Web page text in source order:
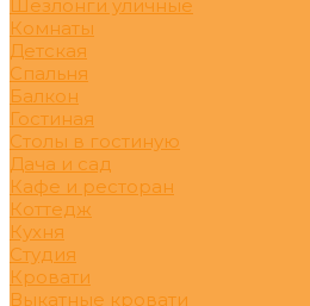
Шезлонги уличные
Комнаты
Детская
Спальня
Балкон
Гостиная
Столы в гостиную
Дача и сад
Кафе и ресторан
Коттедж
Кухня
Студия
Кровати
Выкатные кровати